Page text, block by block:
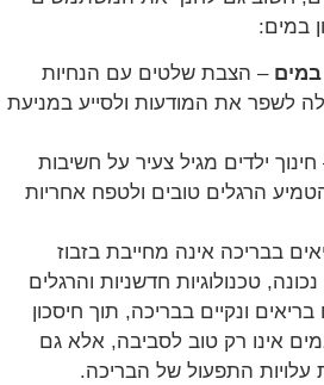
במים:
– הצבת שלטים עם הנחיות
לשפר את המודעות ולסייע במניעת
חינוך ילדים מגיל צעיר על חשיבות
הרגלים טובים ולטפח אחריות
בבריכה אינה מחייבת בזבוז
טכנולוגיות חדשניות והרגלים
ונקיים בבריכה, תוך חיסכון
אינו רק טוב לסביבה, אלא גם
עלויות התפעול של הבריכה.